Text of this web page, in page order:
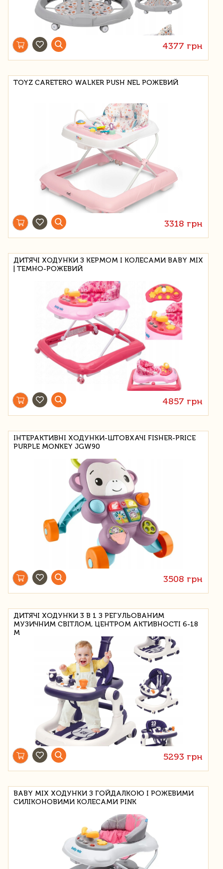
4377 грн
TOYZ CARETERO WALKER PUSH NEL РОЖЕВИЙ
3318 грн
ДИТЯЧІ ХОДУНКИ З КЕРМОМ І КОЛЕСАМИ BABY MIX
| ТЕМНО-РОЖЕВИЙ
4857 грн
ІНТЕРАКТИВНІ ХОДУНКИ-ШТОВХАЧІ FISHER-PRICE
PURPLE MONKEY JGW90
3508 грн
ДИТЯЧІ ХОДУНКИ 3 В 1 З РЕГУЛЬОВАНИМ
МУЗИЧНИМ СВІТЛОМ, ЦЕНТРОМ АКТИВНОСТІ 6-18
М
5293 грн
BABY MIX ХОДУНКИ З ГОЙДАЛКОЮ І РОЖЕВИМИ
СИЛІКОНОВИМИ КОЛЕСАМИ PINK